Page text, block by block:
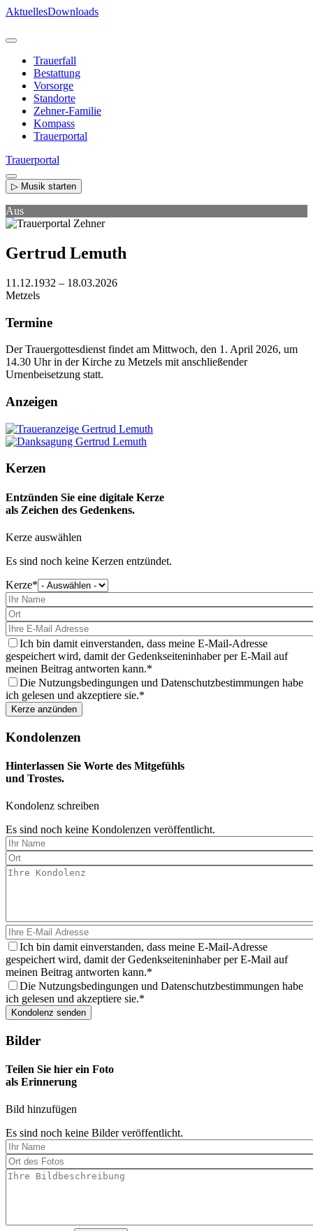
Direkt
Inhalt
AktuellesDownloads
Trauerfall
Bestattung
Vorsorge
Standorte
Zehner-Familie
Kompass
Trauerportal
Trauerportal
▷ Musik starten
Aus
Gertrud Lemuth
11.12.1932 – 18.03.2026
Metzels
Termine
Der Trauergottesdienst findet am Mittwoch, den 1. April 2026, um
14.30 Uhr in der Kirche zu Metzels mit anschließender
Urnenbeisetzung statt.
Anzeigen
Kerzen
Entzünden Sie eine digitale Kerze
als Zeichen des Gedenkens.
Kerze auswählen
Es sind noch keine Kerzen entzündet.
Kerze
wählen
Sie
aus
Ich bin damit einverstanden, dass meine E-Mail-Adresse
gespeichert wird, damit der Gedenkseiteninhaber per E-Mail auf
meinen Beitrag antworten kann.
Die Nutzungsbedingungen und Datenschutzbestimmungen habe
ich gelesen und akzeptiere sie.
Kondolenzen
Hinterlassen Sie Worte des Mitgefühls
und Trostes.
Kondolenz schreiben
Es sind noch keine Kondolenzen veröffentlicht.
Ich bin damit einverstanden, dass meine E-Mail-Adresse
gespeichert wird, damit der Gedenkseiteninhaber per E-Mail auf
meinen Beitrag antworten kann.
Die Nutzungsbedingungen und Datenschutzbestimmungen habe
ich gelesen und akzeptiere sie.
Bilder
Teilen Sie hier ein Foto
als Erinnerung
Bild hinzufügen
Es sind noch keine Bilder veröffentlicht.